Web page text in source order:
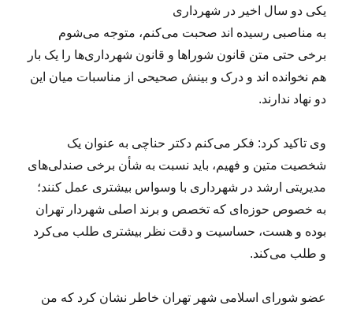
یکی دو سال اخیر در شهرداری
به مناصبی رسیده اند صحبت می‌کنم، متوجه می‌شوم
برخی حتی متن قانون شوراها و قانون شهرداری‌ها را یک بار
هم نخوانده اند و درک و بینش صحیحی از مناسبات میان این
دو نهاد ندارند.
وی تاکید کرد: فکر می‌کنم دکتر حناچی به عنوان یک
شخصیت متین و فهیم، باید نسبت به شأن برخی صندلی‌های
مدیریتی ارشد در شهرداری با وسواس بیشتری عمل کنند؛
به خصوص حوزه‌ای که تخصص و برند اصلی شهردار تهران
بوده و هست، حساسیت و دقت نظر بیشتری طلب می‌کرد
و طلب می‌کند.
عضو شورای اسلامی شهر تهران خاطر نشان کرد که من